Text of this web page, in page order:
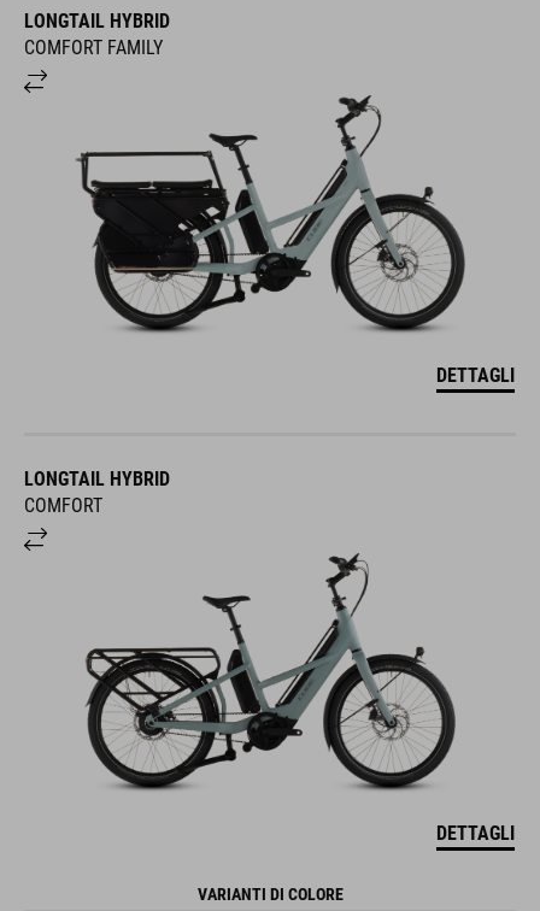
LONGTAIL HYBRID
COMFORT FAMILY
DETTAGLI
LONGTAIL HYBRID
COMFORT
DETTAGLI
VARIANTI DI COLORE